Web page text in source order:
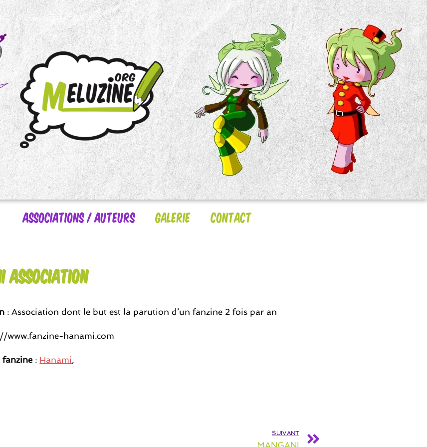
Associations / Auteurs Galerie Contact
Association
: Association dont le but est la parution d’un fanzine 2 fois par an
www.fanzine-hanami.com
fanzine : Hanami,
SUIVANT
MANGANI